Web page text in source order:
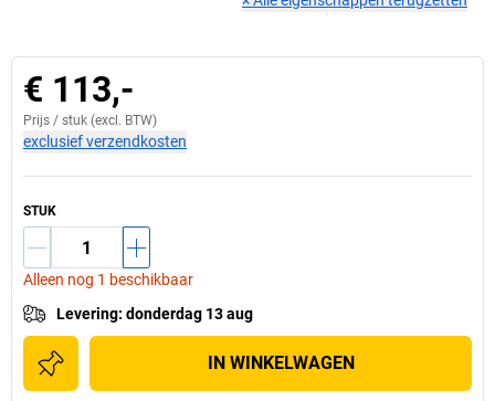
€ 113,-
Prijs / stuk (excl. BTW)
exclusief verzendkosten
STUK
Alleen nog 1 beschikbaar
Levering: donderdag 13 aug
IN WINKELWAGEN